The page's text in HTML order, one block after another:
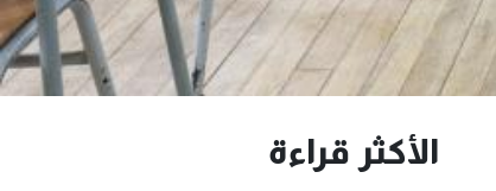
الأكثر قراءة